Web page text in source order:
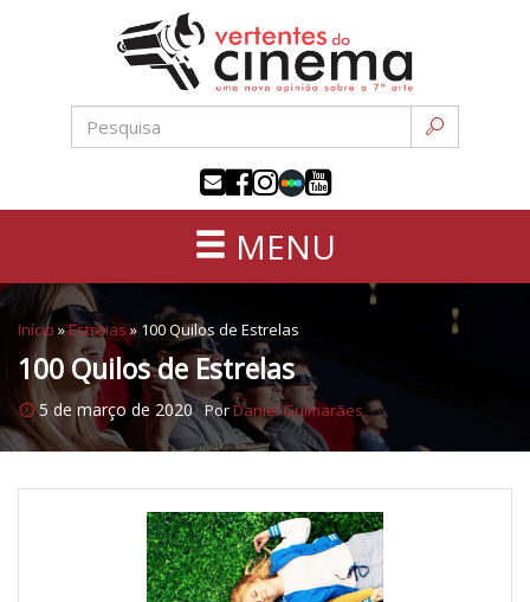
conteúdo
sétima
MENU
Início »Estreias» 100 Quilos de Estrelas
100 Quilos de Estrelas
5 de março de 2020 Por Daniel Guimarães